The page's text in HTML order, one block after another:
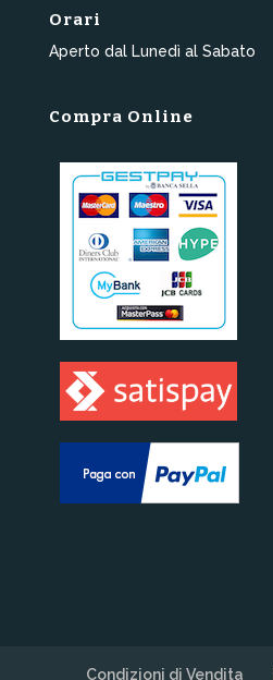
Orari
Aperto dal Lunedì al Sabato
Compra Online
Condizioni di Vendita